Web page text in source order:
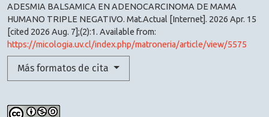
ADESMIA BALSAMICA EN ADENOCARCINOMA DE MAMA
HUMANO TRIPLE NEGATIVO. Mat.Actual [Internet]. 2026 Apr. 15
[cited 2026 Aug. 7];(2):1. Available from:
https://micologia.uv.cl/index.php/matroneria/article/view/5575
Más formatos de cita